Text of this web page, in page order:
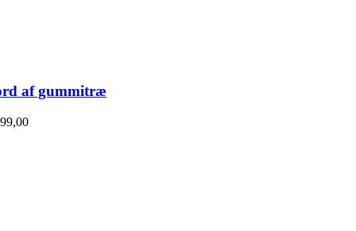
af gummitræ